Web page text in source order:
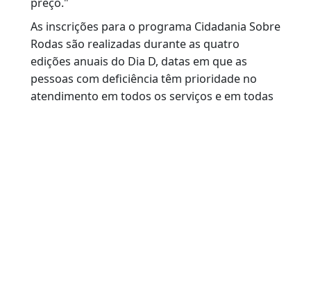
programa foi decisiva para a conquista da
habilitação.
"Ser gratuito foi fundamental para que eu
conseguisse tirar minha CNH. O programa é
maravilhoso e os instrutores são muito